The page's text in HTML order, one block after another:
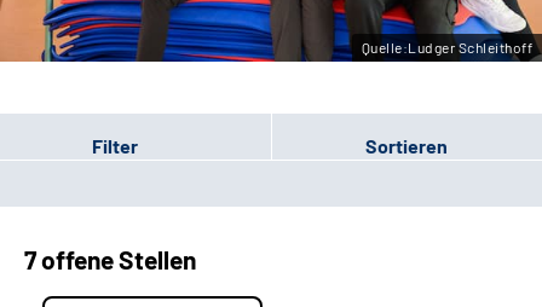
Gebärdensprache
Quelle:Ludger Schleithoff
Filter Sortieren
7 offene Stellen